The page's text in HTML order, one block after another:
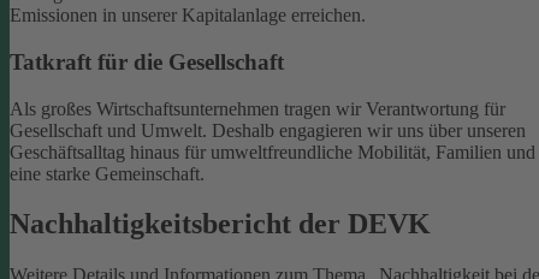
Emissionen in unserer Kapitalanlage erreichen.
Tatkraft für die Gesellschaft
Als großes Wirtschaftsunternehmen tragen wir Verantwortung für
Gesellschaft und Umwelt. Deshalb engagieren wir uns über unseren
Geschäftsalltag hinaus für umweltfreundliche Mobilität, Familien und
eine starke Gemeinschaft.
Nachhaltigkeitsbericht der DEVK